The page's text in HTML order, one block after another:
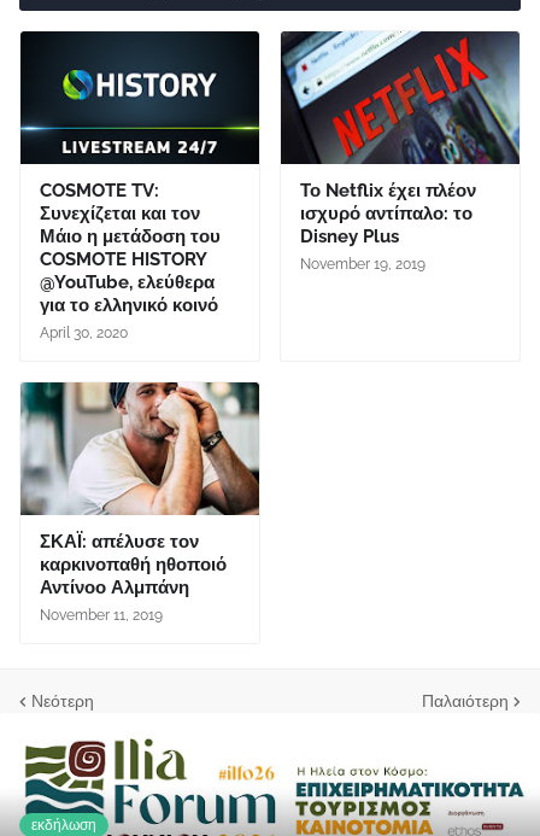
COSMOTE TV:
Συνεχίζεται και τον
Μάιο η μετάδοση του
COSMOTE HISTORY
@YouTube, ελεύθερα
για το ελληνικό κοινό
April 30, 2020
Το Netflix έχει πλέον
ισχυρό αντίπαλο: το
Disney Plus
November 19, 2019
ΣΚΑΪ: απέλυσε τον
καρκινοπαθή ηθοποιό
Αντίνοο Αλμπάνη
November 11, 2019
Νεότερη Παλαιότερη
εκδήλωση